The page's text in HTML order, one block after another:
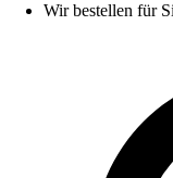
Wir bestellen für